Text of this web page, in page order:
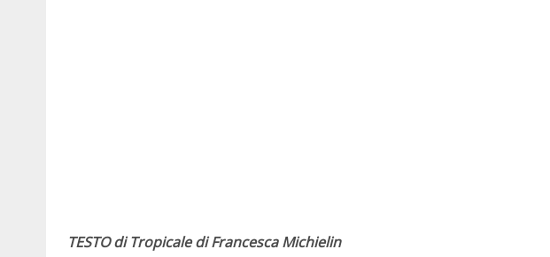
TESTO di Tropicale di Francesca Michielin